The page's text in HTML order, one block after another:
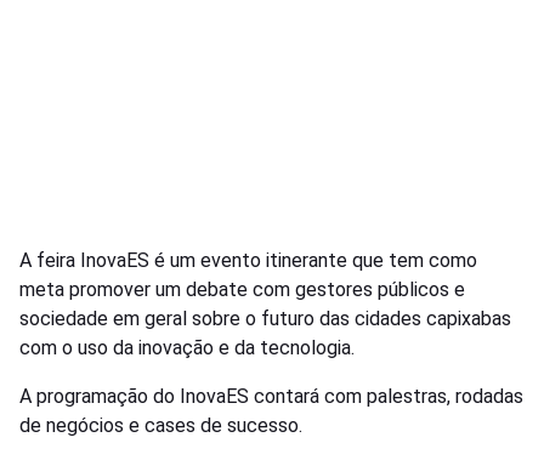
A feira InovaES é um evento itinerante que tem como
meta promover um debate com gestores públicos e
sociedade em geral sobre o futuro das cidades capixabas
com o uso da inovação e da tecnologia.
A programação do InovaES contará com palestras, rodadas
de negócios e cases de sucesso.